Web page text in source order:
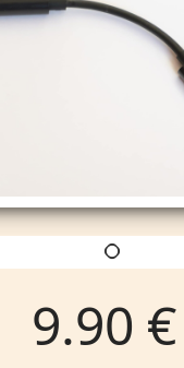
9.90 €